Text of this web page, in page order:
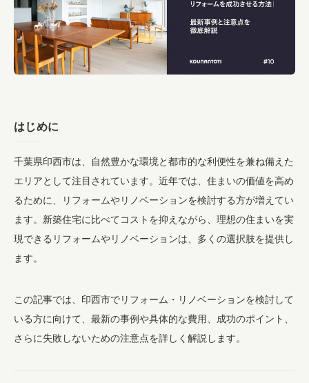
はじめに
千葉県印西市は、自然豊かな環境と都市的な利便性を兼ね備えた
エリアとして注目されています。近年では、住まいの価値を高め
るために、リフォームやリノベーションを検討する方が増えてい
ます。新築住宅に比べてコストを抑えながら、理想の住まいを実
現できるリフォームやリノベーションは、多くの選択肢を提供し
ます。
この記事では、印西市でリフォーム・リノベーションを検討して
いる方に向けて、最新の事例や具体的な費用、成功のポイント、
さらに失敗しないための注意点を詳しく解説します。